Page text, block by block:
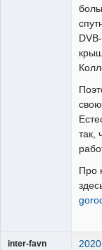
так,
Про
inter-favn